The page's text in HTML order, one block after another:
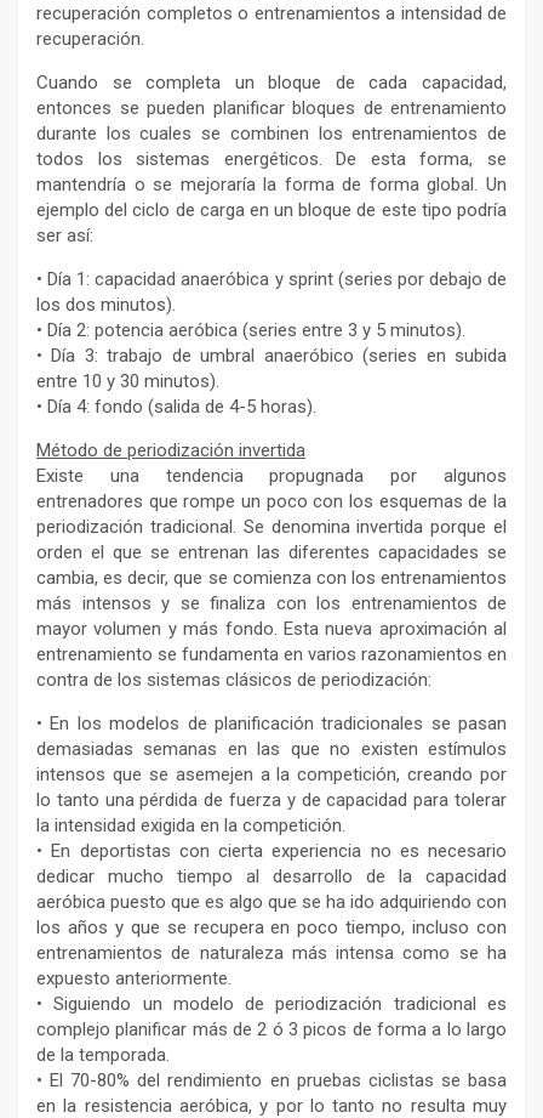
recuperación completos o entrenamientos a intensidad de
recuperación.
Cuando se completa un bloque de cada capacidad,
entonces se pueden planificar bloques de entrenamiento
durante los cuales se combinen los entrenamientos de
todos los sistemas energéticos. De esta forma, se
mantendría o se mejoraría la forma de forma global. Un
ejemplo del ciclo de carga en un bloque de este tipo podría
ser así:
• Día 1: capacidad anaeróbica y sprint (series por debajo de
los dos minutos).
• Día 2: potencia aeróbica (series entre 3 y 5 minutos).
• Día 3: trabajo de umbral anaeróbico (series en subida
entre 10 y 30 minutos).
• Día 4: fondo (salida de 4-5 horas).
Método de periodización invertida
Existe una tendencia propugnada por algunos
entrenadores que rompe un poco con los esquemas de la
periodización tradicional. Se denomina invertida porque el
orden el que se entrenan las diferentes capacidades se
cambia, es decir, que se comienza con los entrenamientos
más intensos y se finaliza con los entrenamientos de
mayor volumen y más fondo. Esta nueva aproximación al
entrenamiento se fundamenta en varios razonamientos en
contra de los sistemas clásicos de periodización:
• En los modelos de planificación tradicionales se pasan
demasiadas semanas en las que no existen estímulos
intensos que se asemejen a la competición, creando por
lo tanto una pérdida de fuerza y de capacidad para tolerar
la intensidad exigida en la competición.
• En deportistas con cierta experiencia no es necesario
dedicar mucho tiempo al desarrollo de la capacidad
aeróbica puesto que es algo que se ha ido adquiriendo con
los años y que se recupera en poco tiempo, incluso con
entrenamientos de naturaleza más intensa como se ha
expuesto anteriormente.
• Siguiendo un modelo de periodización tradicional es
complejo planificar más de 2 ó 3 picos de forma a lo largo
de la temporada.
• El 70-80% del rendimiento en pruebas ciclistas se basa
en la resistencia aeróbica, y por lo tanto no resulta muy